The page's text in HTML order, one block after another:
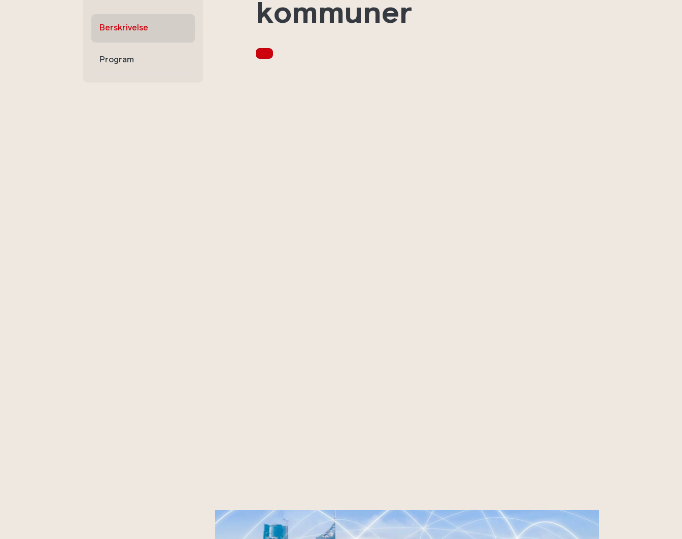
Berskrivelse
Program
kommuner